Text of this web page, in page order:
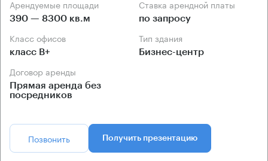
Арендуемые площади
390 — 8300 кв.м
Ставка арендной платы
по запросу
Класс офисов
класс B+
Тип здания
Бизнес-центр
Договор аренды
Прямая аренда без
посредников
Позвонить Получить презентацию